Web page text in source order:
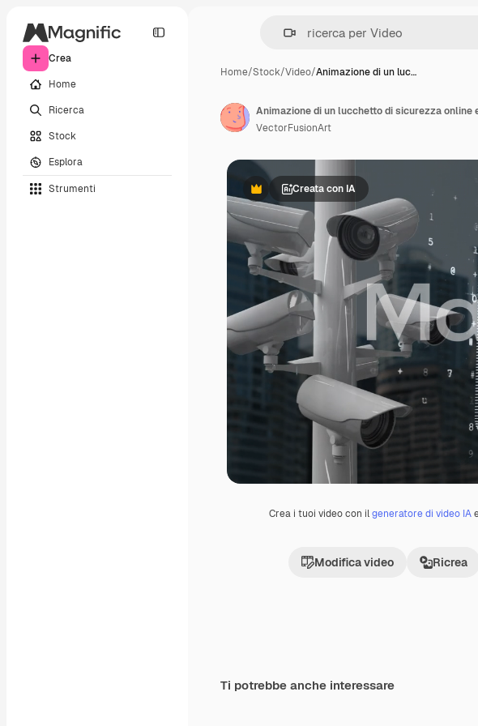
Crea
Home
Ricerca
Stock
Esplora
Strumenti
Home/Stock/Video/Animazione di un luc…
PremiumCreata con IA
Crea i tuoi video con ilgeneratore di video IA
Modifica video Ricrea
VectorFusionArt
Ti potrebbe anche interessare